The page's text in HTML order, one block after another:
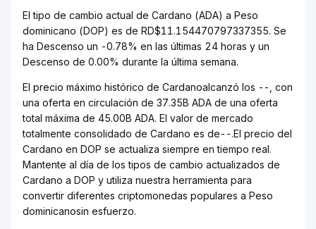
El tipo de cambio actual de Cardano (ADA) a Peso
dominicano (DOP) es de RD$11.154470797337355. Se
ha Descenso un -0.78% en las últimas 24 horas y un
Descenso de 0.00% durante la última semana.
El precio máximo histórico de Cardanoalcanzó los --, con
una oferta en circulación de 37.35B ADA de una oferta
total máxima de 45.00B ADA. El valor de mercado
totalmente consolidado de Cardano es de--.El precio del
Cardano en DOP se actualiza siempre en tiempo real.
Mantente al día de los tipos de cambio actualizados de
Cardano a DOP y utiliza nuestra herramienta para
convertir diferentes criptomonedas populares a Peso
dominicanosin esfuerzo.